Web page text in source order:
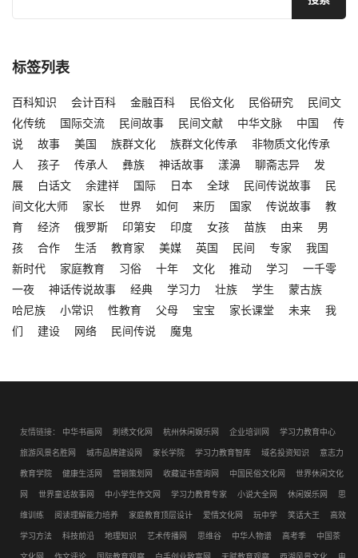
标签列表
百科知识 会计百科 金融百科 民俗文化 民俗研究
民间文
化传统
国际交流 民间故事 民间文献 中华文脉 中国
传
说
故事 美国 族群文化 族群文化传承
非物质文化传承
人
孩子 传承人 彝族 神话故事 漾濞 聊斋志异
发
展
白话文 余建祥 国际 日本 全球 民间传说故事
民
间文化大师
家长 世界 如何 来历 国家 传说故事
教
育
经济 俄罗斯 印第安 印度 女孩 苗族 由来
男
孩
合作 生活 教育家 美媒 英国 民间 专家
我国
新时代
家庭教育 习俗 十年 文化 推动 学习
一千零
一夜
神话传说故事 经典 学习力 壮族 学生
蒙古族
哈尼族
小常识 性教育 父母 宝宝 家长课堂 未来
我
们
建设 网络 民间传说 魔鬼
友情链接： 中华书画网 刺绣文化网 杭州休闲娱乐网 企业培训网 学习力教育中心
旅游风景名胜网 城市品牌建设网 家长学院 学习力教育智库 域名投资知识 意志力
教育学院 健康生活网 营销策划网 收藏证书查询网 中国民俗文化网 世界休闲文化
网 世界童话故事网 中小学生作文网 学习力教育专家 小说大全网 休闲娱乐网 思
维训练 阅读理解能力培养 家庭教育顶层设计 爱情文化网 玩中学 笑话大王 高效
学习方法 科技前沿 地理知识 艺术传播网 思维谷 中华人物谱 高考季 中国茶